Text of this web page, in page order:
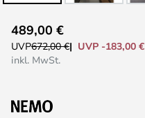
Anfang
der
489,00 €
UVP672,00 €
UVP -183,00 €
inkl. MwSt.